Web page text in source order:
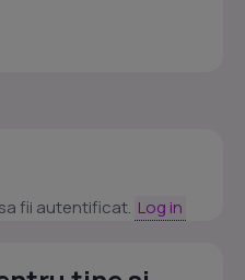
fii autentificat. Log in